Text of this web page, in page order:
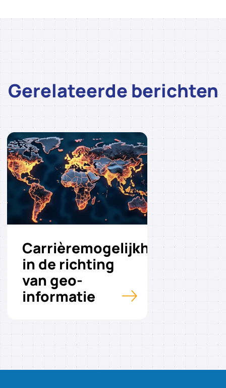
Gerelateerde berichten
Carrièremogelijkheden
in de richting
van geo-
informatie